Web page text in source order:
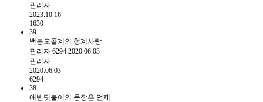
관리자
2023.10.16
1630
39
백봉오골계의 청계사랑
관리자 6294 2020.06.03
관리자
2020.06.03
6294
38
애반딧불이의 등장은 언제